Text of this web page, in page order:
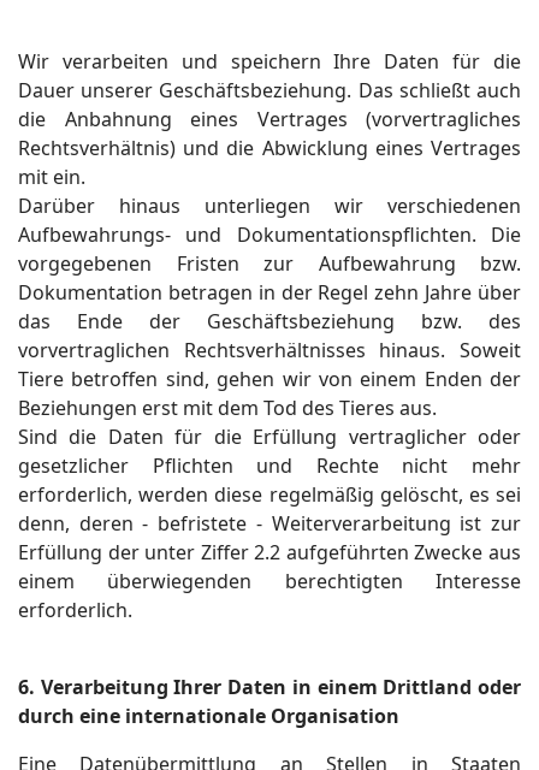
Wir verarbeiten und speichern Ihre Daten für die
Dauer unserer Geschäftsbeziehung. Das schließt auch
die Anbahnung eines Vertrages (vorvertragliches
Rechtsverhältnis) und die Abwicklung eines Vertrages
mit ein.
Darüber hinaus unterliegen wir verschiedenen
Aufbewahrungs- und Dokumentationspflichten. Die
vorgegebenen Fristen zur Aufbewahrung bzw.
Dokumentation betragen in der Regel zehn Jahre über
das Ende der Geschäftsbeziehung bzw. des
vorvertraglichen Rechtsverhältnisses hinaus. Soweit
Tiere betroffen sind, gehen wir von einem Enden der
Beziehungen erst mit dem Tod des Tieres aus.
Sind die Daten für die Erfüllung vertraglicher oder
gesetzlicher Pflichten und Rechte nicht mehr
erforderlich, werden diese regelmäßig gelöscht, es sei
denn, deren - befristete - Weiterverarbeitung ist zur
Erfüllung der unter Ziffer 2.2 aufgeführten Zwecke aus
einem überwiegenden berechtigten Interesse
erforderlich.
6. Verarbeitung Ihrer Daten in einem Drittland oder
durch eine internationale Organisation
Eine Datenübermittlung an Stellen in Staaten